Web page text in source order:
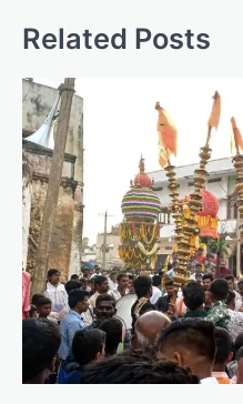
n
a
v
i
g
a
t
i
o
n
Related Posts